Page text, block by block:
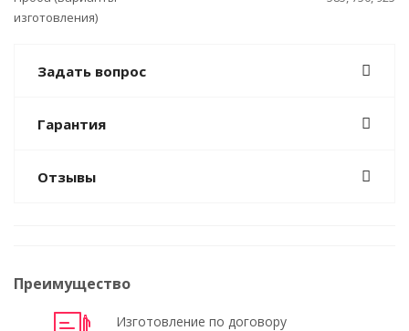
изготовления)
Задать вопрос
Гарантия
Отзывы
Преимущество
Изготовление по договору